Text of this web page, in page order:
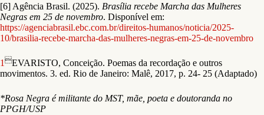
[6] Agência Brasil. (2025). Brasília recebe Marcha das Mulheres
Negras em 25 de novembro. Disponível em:
https://agenciabrasil.ebc.com.br/direitos-humanos/noticia/2025-
10/brasilia-recebe-marcha-das-mulheres-negras-em-25-de-novembro
1 EVARISTO, Conceição. Poemas da recordação e outros
movimentos. 3. ed. Rio de Janeiro: Malê, 2017, p. 24- 25 (Adaptado)
*Rosa Negra é militante do MST, mãe, poeta e doutoranda no
PPGH/USP